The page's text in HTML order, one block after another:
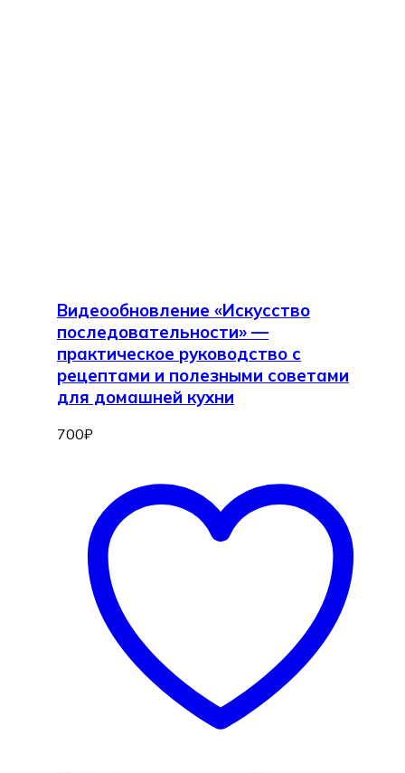
Видеообновление «Искусство
последовательности» —
практическое руководство с
рецептами и полезными советами
для домашней кухни
700₽